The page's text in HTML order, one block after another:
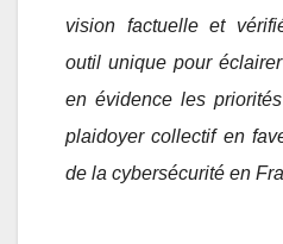
vision factuelle et
outil unique pour
en évidence les
plaidoyer collectif en
de la cybersécurité en